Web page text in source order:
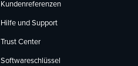
Kundenreferenzen
Hilfe und Support
Trust Center
Softwareschlüssel